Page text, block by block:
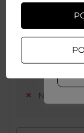
(męski)